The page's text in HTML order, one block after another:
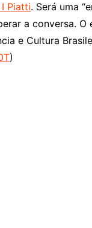
Piatti. Será uma
a conversa.
e Cultura
)